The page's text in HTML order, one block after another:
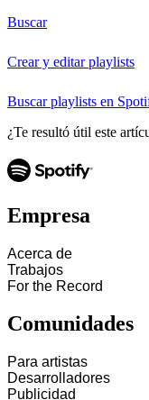
Buscar
Crear y editar playlists
Buscar playlists en
¿Te resultó útil este
Empresa
Acerca de
Trabajos
For the Record
Comunidades
Para artistas
Desarrolladores
Publicidad